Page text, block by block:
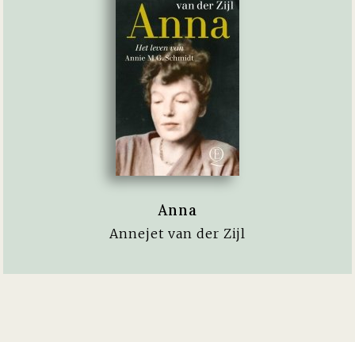
Anna
Annejet van der Zijl